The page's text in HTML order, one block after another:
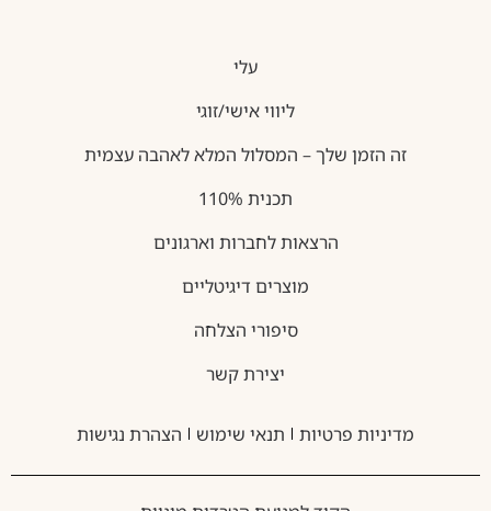
עלי
ליווי אישי/זוגי
זה הזמן שלך – המסלול המלא לאהבה עצמית
תכנית 110%
הרצאות לחברות וארגונים
מוצרים דיגיטליים
סיפורי הצלחה
יצירת קשר
מדיניות פרטיות תנאי שימוש הצהרת נגישות